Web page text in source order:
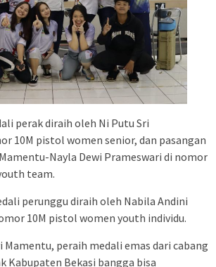
perak diraih oleh Ni Putu Sri
10M pistol women senior, dan pasangan
Nayla Dewi Prameswari di nomor
team.
perunggu diraih oleh Nabila Andini
10M pistol women youth individu.
Mamentu, peraih medali emas dari cabang
Kabupaten Bekasi bangga bisa